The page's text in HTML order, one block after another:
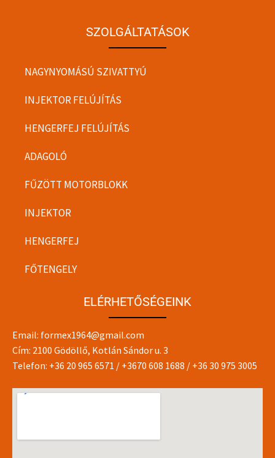
SZOLGÁLTATÁSOK
NAGYNYOMÁSÚ SZIVATTYÚ
INJEKTOR FELÚJÍTÁS
HENGERFEJ FELÚJÍTÁS
ADAGOLÓ
FŰZÖTT MOTORBLOKK
INJEKTOR
HENGERFEJ
FŐTENGELY
ELÉRHETŐSÉGEINK
Email: formex1964@gmail.com
Cím: 2100 Gödöllő, Kotlán Sándor u. 3
Telefon: +36 20 965 6571 / +3670 608 1688 / +36 30 975 3005